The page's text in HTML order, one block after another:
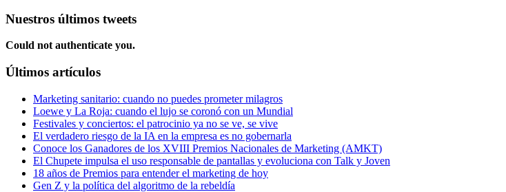
Nuestros últimos tweets
Could not authenticate you.
Últimos artículos
Marketing sanitario: cuando no puedes prometer milagros
Loewe y La Roja: cuando el lujo se coronó con un Mundial
Festivales y conciertos: el patrocinio ya no se ve, se vive
El verdadero riesgo de la IA en la empresa es no gobernarla
Conoce los Ganadores de los XVIII Premios Nacionales de Marketing (AMKT)
El Chupete impulsa el uso responsable de pantallas y evoluciona con Talk y Joven
18 años de Premios para entender el marketing de hoy
Gen Z y la política del algoritmo de la rebeldía